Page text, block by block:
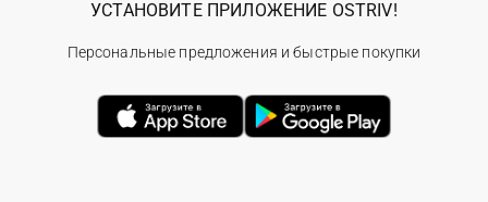
УСТАНОВИТЕ ПРИЛОЖЕНИЕ OSTRIV!
Персональные предложения и быстрые покупки